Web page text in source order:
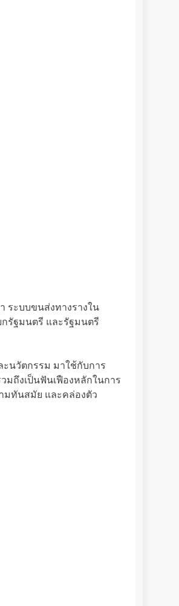
ระบบขนส่งทางรางใน
รัฐมนตรี และรัฐมนตรี
ะนวัตกรรม มาใช้กับการ
มถึงเป็นฟันเฟืองหลักในการ
มทันสมัย และคล่องตัว